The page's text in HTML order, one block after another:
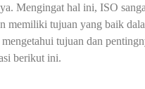
Mengingat hal ini, ISO
memiliki tujuan yang baik
tujuan dan
berikut ini.